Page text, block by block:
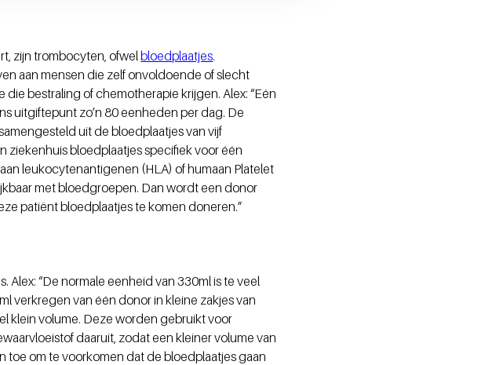
zijn trombocyten, ofwelbloedplaatjes.
aan mensen die zelf onvoldoende of slecht
bestraling of chemotherapie krijgen. Alex: “Eén
uitgiftepunt zo’n 80 eenheden per dag. De
uit de bloedplaatjes van vijf
bloedplaatjes specifiek voor één
leukocytenantigenen (HLA) of humaan Platelet
met bloedgroepen. Dan wordt een donor
patiënt bloedplaatjes te komen doneren.”
“De normale eenheid van 330ml is te veel
verkregen van één donor in kleine zakjes van
klein volume. Deze worden gebruikt voor
daaruit, zodat een kleiner volume van
toe om te voorkomen dat de bloedplaatjes gaan